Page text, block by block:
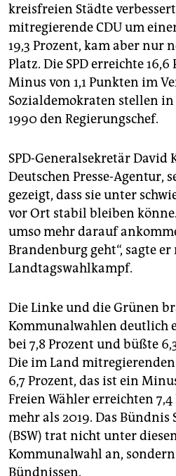
kreisfreien Städte
mitregierende CDU um
19,3 Prozent, kam aber nur
Platz. Die SPD erreichte
Minus von 1,1 Punkten im
Sozialdemokraten stellen
1990 den Regierungschef.
SPD-Generalsekretär David
Deutschen Presse-Agentur,
gezeigt, dass sie unter
vor Ort stabil bleiben
umso mehr darauf
Brandenburg geht“, sagte
Landtagswahlkampf.
Die Linke und die Grünen
Kommunalwahlen deutlich
bei 7,8 Prozent und büßte
Die im Land
6,7 Prozent, das ist ein
Freien Wähler erreichten 7,4
mehr als 2019. Das Bündnis
(BSW) trat nicht unter
Kommunalwahl an,
Bündnissen.